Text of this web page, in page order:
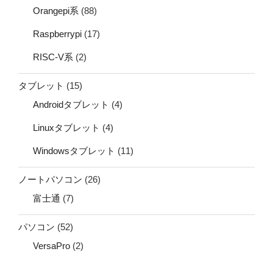
Orangepi系 (88)
Raspberrypi (17)
RISC-V系 (2)
タブレット (15)
Androidタブレット (4)
Linuxタブレット (4)
Windowsタブレット (11)
ノートパソコン (26)
富士通 (7)
パソコン (52)
VersaPro (2)